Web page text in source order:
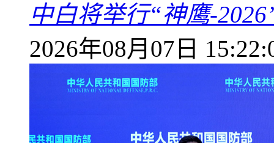
中白将举行“神鹰-
2026年08月07日